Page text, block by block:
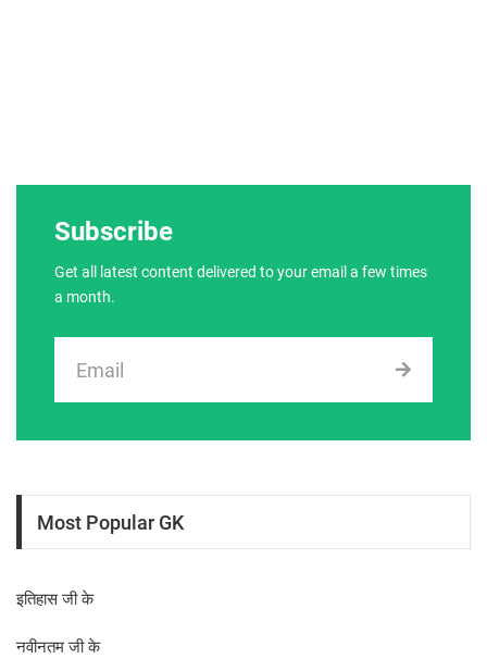
Subscribe
Get all latest content delivered to your email a few times
a month.
Most Popular GK
इतिहास जी के
नवीनतम जी के